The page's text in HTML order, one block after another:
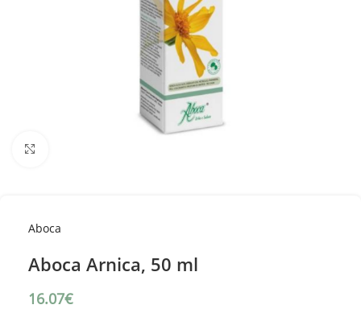
Aboca
Aboca Arnica, 50 ml
16.07€